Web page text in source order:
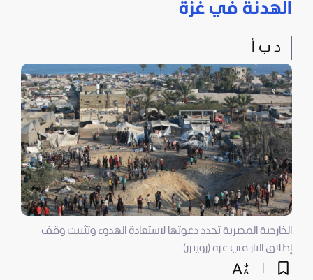
الهدنة في غزة
د ب أ
الخارجية المصرية تجدد دعوتها لاستعادة الهدوء وتثبيت وقف
إطلاق النار في غزة (رويترز)